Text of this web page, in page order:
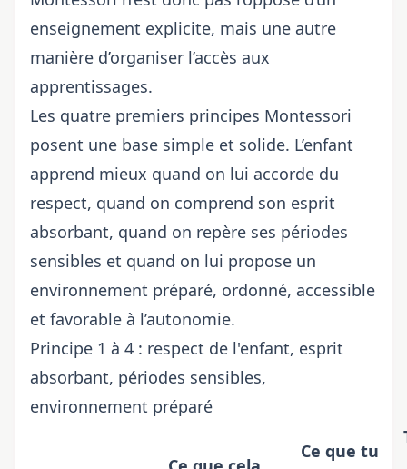
enseignement explicite, mais une autre
manière d’organiser l’accès aux
apprentissages.
Les quatre premiers principes Montessori
posent une base simple et solide. L’enfant
apprend mieux quand on lui accorde du
respect, quand on comprend son esprit
absorbant, quand on repère ses périodes
sensibles et quand on lui propose un
environnement préparé, ordonné, accessible
et favorable à l’autonomie.
Principe 1 à 4 : respect de l'enfant, esprit
absorbant, périodes sensibles,
environnement préparé
Ce que tu